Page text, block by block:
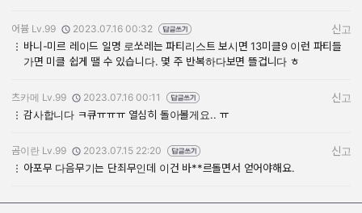
작성자:
어븀 Lv.99
작성일:
2023.07.16 00:32
신고
바니-미르 레이드 일명 로쏘레는 파티리스트 보시면 13미클9 이런 파티들
가면 미클 쉽게 땔 수 있습니다. 몇 주 반복하다보면 뜰겁니다 ㅎ
작성자:
츠카메 Lv.99
작성일:
2023.07.16 00:11
신고
감사합니다 ㅋ큐ㅠㅠㅠ 열심히 돌아볼게요.. ㅠ
작성자:
곰이란 Lv.99
작성일:
2023.07.15 22:20
신고
아포무 다음무기는 단죄무인데 이건 바**르돌면서 얻어야해요.